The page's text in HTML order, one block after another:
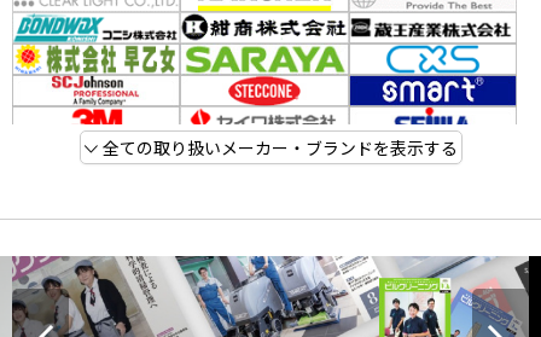
全ての取り扱いメーカー・ブランドを表示する